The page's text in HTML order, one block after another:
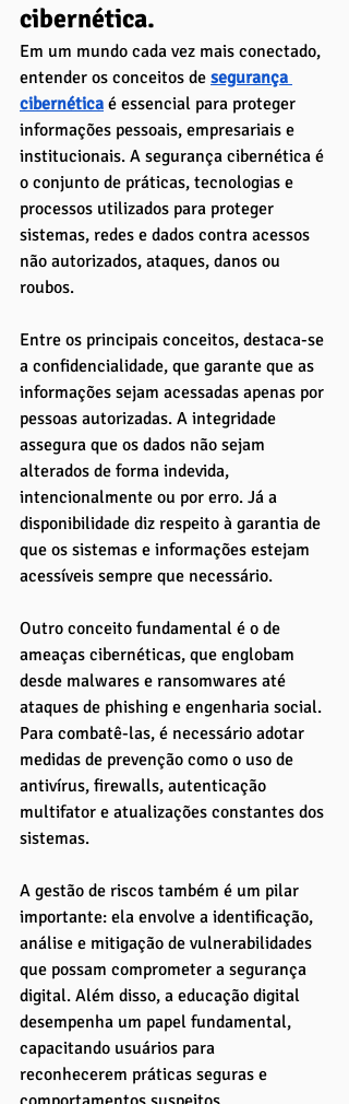
cibernética.
Em um mundo cada vez mais conectado,
entender os conceitos de segurança
cibernética é essencial para proteger
informações pessoais, empresariais e
institucionais. A segurança cibernética é
o conjunto de práticas, tecnologias e
processos utilizados para proteger
sistemas, redes e dados contra acessos
não autorizados, ataques, danos ou
roubos.
Entre os principais conceitos, destaca-se
a confidencialidade, que garante que as
informações sejam acessadas apenas por
pessoas autorizadas. A integridade
assegura que os dados não sejam
alterados de forma indevida,
intencionalmente ou por erro. Já a
disponibilidade diz respeito à garantia de
que os sistemas e informações estejam
acessíveis sempre que necessário.
Outro conceito fundamental é o de
ameaças cibernéticas, que englobam
desde malwares e ransomwares até
ataques de phishing e engenharia social.
Para combatê-las, é necessário adotar
medidas de prevenção como o uso de
antivírus, firewalls, autenticação
multifator e atualizações constantes dos
sistemas.
A gestão de riscos também é um pilar
importante: ela envolve a identificação,
análise e mitigação de vulnerabilidades
que possam comprometer a segurança
digital. Além disso, a educação digital
desempenha um papel fundamental,
capacitando usuários para
reconhecerem práticas seguras e